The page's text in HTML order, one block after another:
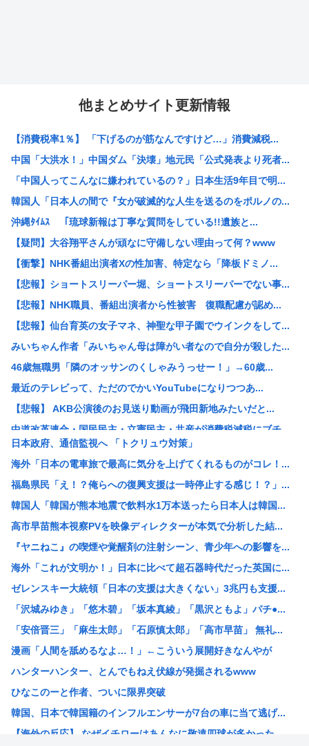
他まとめサイト更新情報
【消費税率1％】 「下げるのが筋なんですけど…」消費減税...
中国「大洪水！」中国ダム「決壊」地元民「公式発表より死者...
「中国人ってこんなに嫌われているの？」日本生活9年目で明...
韓国人「日本人の間で『女が破滅的な人生を送るのをポルノの...
沖縄ﾀｲﾑｽ 「琉球新報は丁寧な質問をしている!!遺族と...
【疑問】大谷翔平さんが頑なに守備しない理由って何？www
【衝撃】NHK番組出演者Xの性加害、特定なら「降板ドミノ...
【悲報】ショートスリーパー堀、ショートスリーパーでない事...
【悲報】NHK職員、番組出演者から性被害 復職配慮が認め...
【悲報】仙台育英の女子マネ、神聖な甲子園でウインクをして...
みいちゃん作者「みいちゃん母は障がい者なので自分が殺した...
46歳無職男「隣のオッサンのくしゃみうっせー！」→60歳...
最近のテレビって、ただのでかいYouTubeになりつつあ...
【悲報】 AKB公演後のお見送り動画が飛田新地みたいだと...
中道改革連合・国民民主・立憲民主・共産が消費税減税にブチ...
中国「アメリカさぁ、調子乗ってるからお前らが頼ってる軍用...
韓国人の対日好感度が過去最高に、「ノージャパン」は終わっ...
【画像】元ジャンポケ・斉藤慎二被告の妻・瀬戸サオリがイン...
スペースX、株価大暴落
柳葉敏郎の代表作、「踊る大捜査線しかない」
産経新聞、東北で新聞発行休止へ
【衝撃】JKの従姉妹が泊まりに来た結果www
【速報】なぜか読める画像が発見されるwww
【衝撃】清水アキラさんの息子・清水良太郎さん死去で落語家...
【困惑】ミセスグリーンアップルさんってもう落ち目なんか？...
特定外来カミキリムシに1匹300円の賞金をかけた高崎市、...
【朗報】 消費減税、閣議決定 来年4月から2年間1％に
まんさん被災地に手作りおにぎりを出荷www
毎年恒例の中国大洪水。湖北省秭帰県の現在の様子がこちら
日本政府、通信監視へ 「トクリュウ対策」
海外「日本の電車旅で最高に気分を上げてくれるものがコレ！...
福島県民「え！？俺らへの復興支援は一時停止する感じ！？」...
韓国人「韓国が熊本地震で飲料水1万本送ったら日本人は韓国...
高市早苗熊本視察PVを映像ディレクターが本気で分析した結...
『ヤニねこ』の喫煙や覚醒剤の注射シーン、青少年への影響を...
海外「これが文明か！」日本に比べて超石器時代だった英国に...
ゼレンスキー大統領「日本の支援は大きくない」3兆円も支援...
「沢城みゆき」「悠木碧」「坂本真綾」「黒沢ともよ」パチ●...
「安倍晋三」「麻生太郎」「石原慎太郎」「高市早苗」 無礼...
漫画「人間を舐めるなよ…！」←こういう展開好きなんやが
ハンターハンター、とんでもねえ伏線が発掘されるwww
ひなこのーと作者、ついに限界突破
韓国、日本で韓国籍のインフルエンサーが7台の車に当て逃げ...
【海外の反応】 なぜイチローはあんなに敬遠四球が多かった...